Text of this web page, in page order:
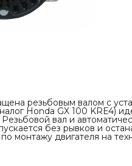
резьбовым валом с
Honda GX 100 KRE4)
Резьбовой вал и
без рывков и
монтажу двигателя на